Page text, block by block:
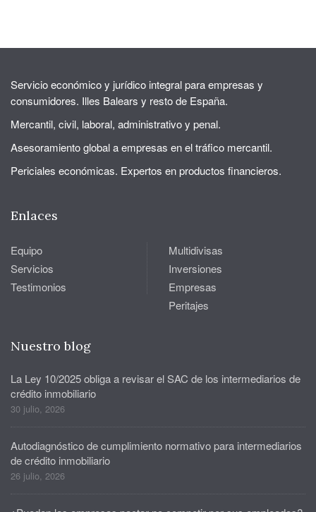
Servicio económico y jurídico integral para empresas y
consumidores. Illes Balears y resto de España.
Mercantil, civil, laboral, administrativo y penal.
Asesoramiento global a empresas en el tráfico mercantil.
Periciales económicas. Expertos en productos financieros.
Enlaces
Equipo
Servicios
Testimonios
Multidivisas
Inversiones
Empresas
Peritajes
Nuestro blog
La Ley 10/2025 obliga a revisar el SAC de los intermediarios de
crédito inmobiliario
30 julio, 2026
Autodiagnóstico de cumplimiento normativo para intermediarios
de crédito inmobiliario
26 julio, 2026